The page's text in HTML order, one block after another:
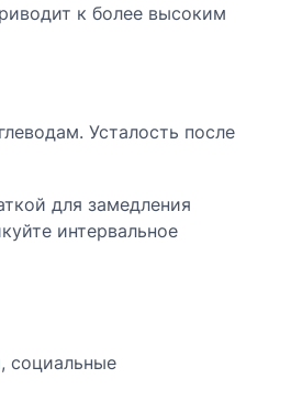
к более высоким
Усталость после
для замедления
интервальное
социальные